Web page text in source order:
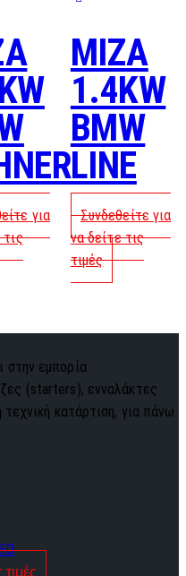
για
MIZA
1.4KW
BMW
LINE
Συνδεθείτε για
να δείτε τις
τιμές
στην εμπορία
(starters), ενναλάκτες
κατάρτιση, για πάνω
τιμές